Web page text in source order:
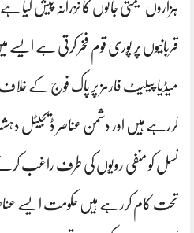
ہزاروں قیمتی جانوں کا نزرانہ پیش
قربانیوں پر پوری قوم فخر کرتی ہے
میڈیا پیلیٹ فارمز پر پاک فوج کے
کررہے ہیں اور دشمن عناصر ڈیجیٹل
نسل کو منفی رویوں کی طرف راغب
تحت کام کررہے ہیں حکومت ایسے